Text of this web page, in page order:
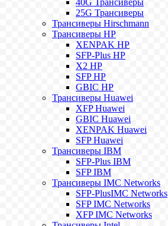
40G Трансиверы
25G Трансиверы
Трансиверы Hirschmann
Трансиверы HP
XENPAK HP
SFP-Plus HP
X2 HP
SFP HP
GBIC HP
Трансиверы Huawei
XFP Huawei
GBIC Huawei
XENPAK Huawei
SFP Huawei
Трансиверы IBM
SFP-Plus IBM
SFP IBM
Трансиверы IMC Networks
SFP-PlusIMC Networks
SFP IMC Networks
XFP IMC Networks